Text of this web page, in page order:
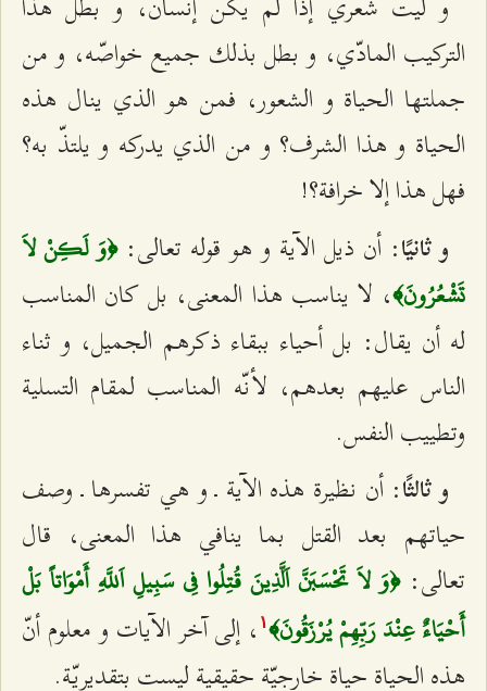
التركيب المادّي، و بطل بذلك جميع خواصّه، و من
جملتها الحياة و الشعور، فمن هو الذي ينال هذه
الحياة و هذا الشرف؟ و من الذي يدركه و يلتذّ به؟
فهل هذا إلا خرافة؟!
و ثانيًا: أن ذيل الآية و هو قوله تعالى:﴿وَ لَكِنْ لاَ
تَشْعُرُونَ﴾، لا يناسب هذا المعنى، بل كان المناسب
له أن يقال: بل أحياء ببقاء ذكرهم الجميل، و ثناء
الناس عليهم بعدهم، لأنّه المناسب لمقام التسلية
وتطييب النفس.
و ثالثًا: أن نظيرة هذه الآية ـ و هي تفسرها ـ وصف
حياتهم بعد القتل بما ينافي هذا المعنى، قال
تعالى:﴿وَ لاَ تَحْسَبَنَّ اَلَّذِينَ قُتِلُوا فِي سَبِيلِ اَللَّهِ أَمْوَاتاً بَلْ
أَحْيَاءٌ عِنْدَ رَبِّهِمْ يُرْزَقُونَ﴾ ۱ ، إلى آخر الآيات و معلوم أنّ
هذه الحياة حياة خارجيّة حقيقية ليست بتقديريّة.